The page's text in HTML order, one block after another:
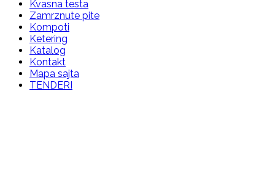
Kvasna testa
Zamrznute pite
Kompoti
Ketering
Katalog
Kontakt
Mapa sajta
TENDERI